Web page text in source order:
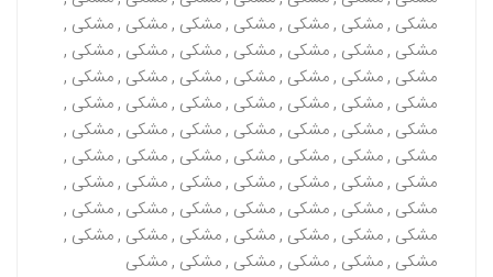
مشکی , مشکی , مشکی , مشکی , مشکی , مشکی , مشکی ,
مشکی , مشکی , مشکی , مشکی , مشکی , مشکی , مشکی ,
مشکی , مشکی , مشکی , مشکی , مشکی , مشکی , مشکی ,
مشکی , مشکی , مشکی , مشکی , مشکی , مشکی , مشکی ,
مشکی , مشکی , مشکی , مشکی , مشکی , مشکی , مشکی ,
مشکی , مشکی , مشکی , مشکی , مشکی , مشکی , مشکی ,
مشکی , مشکی , مشکی , مشکی , مشکی , مشکی , مشکی ,
مشکی , مشکی , مشکی , مشکی , مشکی , مشکی , مشکی ,
مشکی , مشکی , مشکی , مشکی , مشکی , مشکی , مشکی ,
مشکی , مشکی , مشکی , مشکی , مشکی , مشکی